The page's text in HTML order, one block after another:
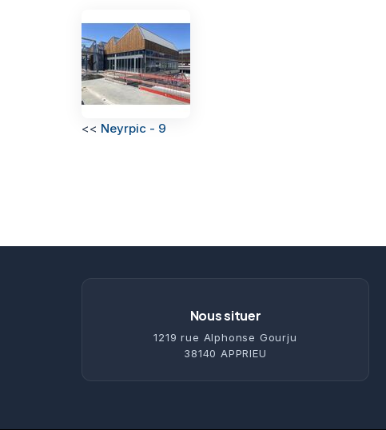
<< Neyrpic - 9
Nous situer
1219 rue Alphonse Gourju
38140 APPRIEU